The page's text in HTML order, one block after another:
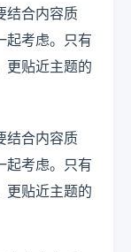
结合内容质
起考虑。只有
更贴近主题的
结合内容质
起考虑。只有
更贴近主题的